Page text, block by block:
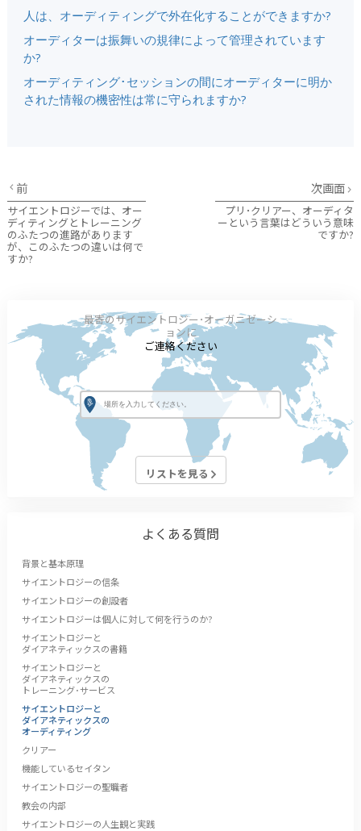
人は、オーディティングで外在化することができますか?
オーディターは振舞いの規律によって管理されています
か?
オーディティング･セッションの間にオーディターに明か
された情報の機密性は常に守られますか?
前
サイエントロジーでは、オー
ディティングとトレーニング
のふたつの進路があります
が、このふたつの違いは何で
すか?
次画面
プリ･クリアー、オーディタ
ーという言葉はどういう意味
ですか?
最寄のサイエントロジー･オーガニゼーシ
ョンに
ご連絡ください
リストを見る
よくある質問
背景と基本原理
サイエントロジーの信条
サイエントロジーの創設者
サイエントロジーは個人に対して何を行うのか?
サイエントロジーと
ダイアネティックスの書籍
サイエントロジーと
ダイアネティックスの
トレーニング･サービス
サイエントロジーと
ダイアネティックスの
オーディティング
クリアー
機能しているセイタン
サイエントロジーの聖職者
教会の内部
サイエントロジーの人生観と実践